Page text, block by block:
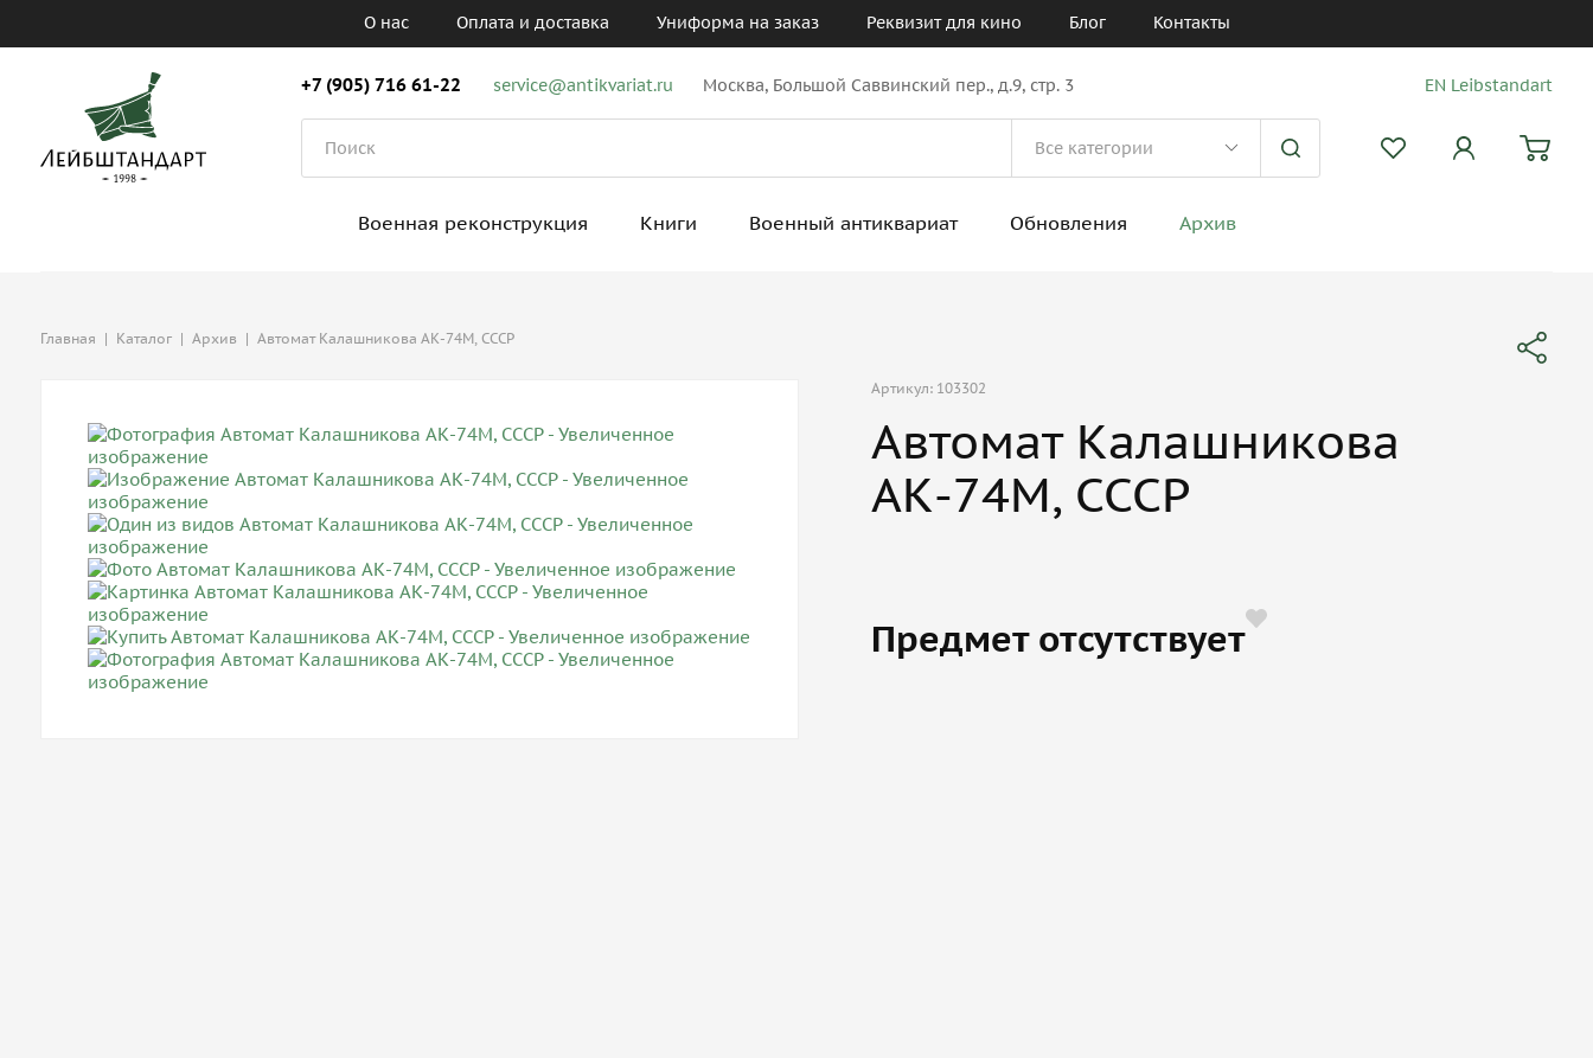
О нас Оплата и доставка Униформа на заказ Реквизит для кино Блог Контакты
+7 (905) 716 61-22 service@antikvariat.ru Москва, Большой Саввинский пер., д.9, стр. 3 EN Leibstandart
Военная реконструкция Книги Военный антиквариат Обновления Архив
Главная | Каталог | Архив | Автомат Калашникова АК-74М, СССР
Артикул: 103302
Автомат Калашникова
АК-74М, СССР
Предмет отсутствует